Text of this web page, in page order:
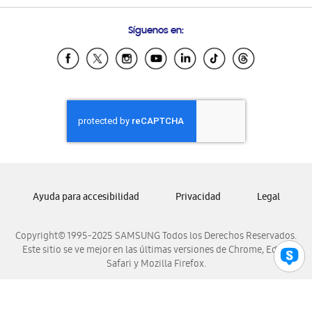
Samsung Ecuador
Samsung El Salvador
Samsung Honduras
Samsung Nicaragua
Samsung Panamá
Samsung Venezuela
Síguenos en:
Copyright© 1995-2025 SAMSUNG Todos los Derechos Reservados.
Este sitio se ve mejor en las últimas versiones de Chrome, Edge,
Safari y Mozilla Firefox.
Ayuda para accesibilidad Privacidad Legal